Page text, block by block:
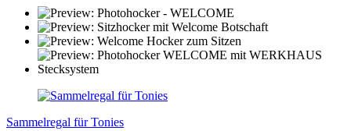
Sammelregal für Tonies